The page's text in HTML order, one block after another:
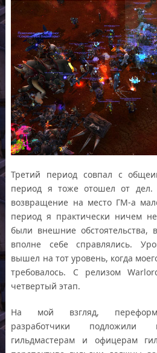
Третий период совпал с
период я тоже отошел от
возвращение на место ГМ-а
период я практически ничем
были внешние обстоятельства,
вполне себе справлялись.
вышел на тот уровень, когда
требовалось. С релизом
четвертый этап.
На мой взгляд,
разработчики подложили
гильдмастерам и офицерам